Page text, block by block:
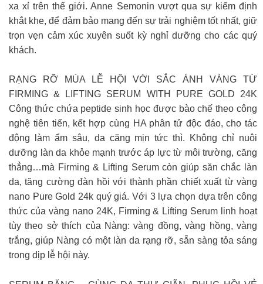
xa xỉ trên thế giới. Anne Semonin vượt qua sự kiểm định
khắt khe, để đảm bảo mang đến sự trải nghiệm tốt nhất, giữ
trọn vẹn cảm xúc xuyên suốt kỳ nghỉ dưỡng cho các quý
khách.
RẠNG RỠ MÙA LỄ HỘI VỚI SẮC ÁNH VÀNG TỪ
FIRMING & LIFTING SERUM WITH PURE GOLD 24K
Công thức chứa peptide sinh học được bào chế theo công
nghệ tiên tiến, kết hợp cùng HA phân tử độc đáo, cho tác
động làm ẩm sâu, da căng mịn tức thì. Không chỉ nuôi
dưỡng làn da khỏe mạnh trước áp lực từ môi trường, căng
thẳng…mà Firming & Lifting Serum còn giúp săn chắc làn
da, tăng cường đàn hồi với thành phần chiết xuất từ vàng
nano Pure Gold 24k quý giá. Với 3 lựa chọn dựa trên công
thức của vàng nano 24K, Firming & Lifting Serum linh hoạt
tùy theo sở thích của Nàng: vàng đồng, vàng hồng, vàng
trắng, giúp Nàng có một làn da rạng rỡ, sẵn sàng tỏa sáng
trong dịp lễ hội này.